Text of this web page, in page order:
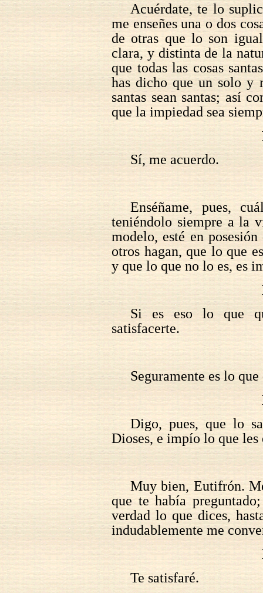
Acuérdate, te lo
me enseñes una o dos
de otras que lo son
clara, y distinta de la
que todas las cosas
has dicho que un solo y
santas sean santas; así
que la impiedad sea
Sí, me acuerdo.
Enséñame, pues,
teniéndolo siempre a la
modelo, esté en
otros hagan, que lo que
y que lo que no lo es, es
Si es eso lo que
satisfacerte.
Seguramente es lo
Digo, pues, que lo
Dioses, e impío lo que les
Muy bien, Eutifrón.
que te había
verdad lo que dices,
indudablemente me
Te satisfaré.